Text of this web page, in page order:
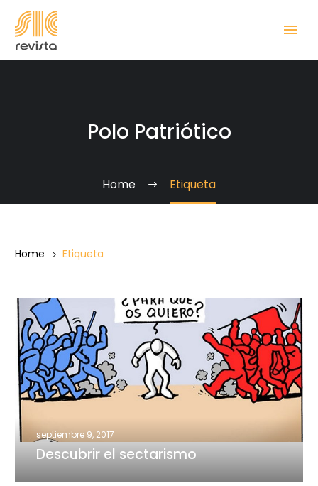
Polo Patriótico
Home Etiqueta
Home Etiqueta
Descubrir
el
sectarismo
septiembre 9, 2017
Descubrir el sectarismo